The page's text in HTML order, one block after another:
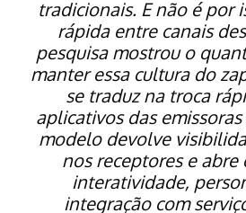
tradicionais. E não é por
rápida entre canais
pesquisa mostrou o
manter essa cultura do
se traduz na troca
aplicativos das emissoras
modelo devolve
nos receptores e abre
interatividade,
integração com